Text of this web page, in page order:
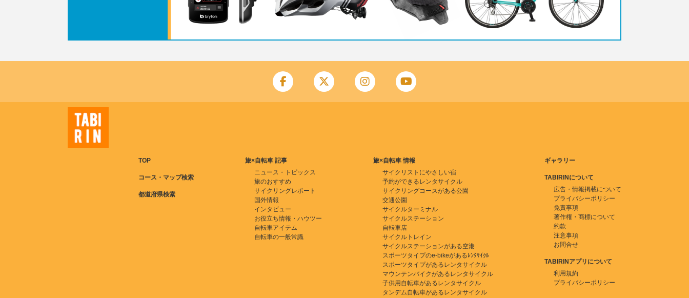
TOP
コース・マップ検索
都道府県検索
旅×自転車 記事
ニュース・トピックス
旅のおすすめ
サイクリングレポート
国外情報
インタビュー
お役立ち情報・ハウツー
自転車アイテム
自転車の一般常識
旅×自転車 情報
サイクリストにやさしい宿
予約ができるレンタサイクル
サイクリングコースがある公園
交通公園
サイクルターミナル
サイクルステーション
自転車店
サイクルトレイン
サイクルステーションがある空港
スポーツタイプのe-bikeがあるﾚﾝﾀｻｲｸﾙ
スポーツタイプがあるレンタサイクル
マウンテンバイクがあるレンタサイクル
子供用自転車があるレンタサイクル
タンデム自転車があるレンタサイクル
ギャラリー
TABIRINについて
広告・情報掲載について
プライバシーポリシー
免責事項
著作権・商標について
約款
注意事項
お問合せ
TABIRINアプリについて
利用規約
プライバシーポリシー